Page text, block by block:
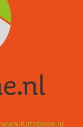
www.tuttobene.nl